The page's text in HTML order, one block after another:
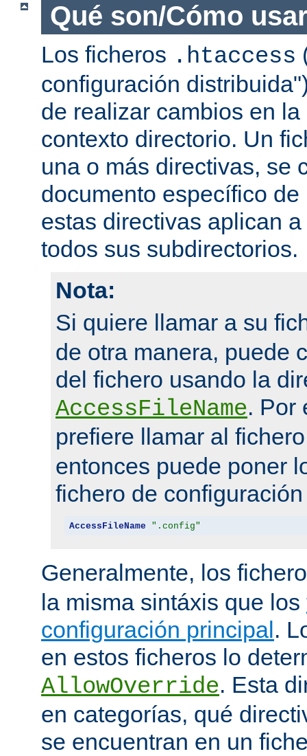
Qué son/Cómo
Los ficheros .htaccess
configuración
de realizar cambios en
contexto directorio. Un
una o más directivas, se
documento específico
estas directivas aplican
todos sus subdirectorios.
Nota:
Si quiere llamar a su
de otra manera, puede
del fichero usando la
AccessFileName. Por
prefiere llamar al
entonces puede poner
fichero de
AccessFileName ".config"
Generalmente, los
la misma sintáxis que los
configuración principal.
en estos ficheros lo
AllowOverride. Esta
en categorías, qué
se encuentran en un